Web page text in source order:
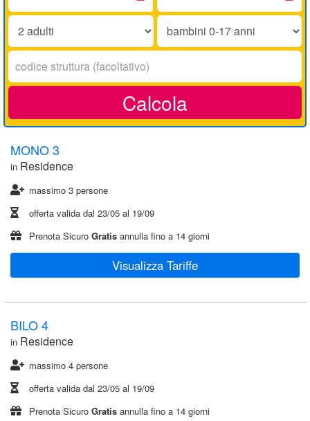
Adulti:
Bambini
17
Codice
struttura:
Calcola
MONO 3
in Residence
massimo 3 persone
offerta valida dal 23/05 al 19/09
Prenota Sicuro Gratis annulla fino a 14 giorni
Visualizza Tariffe
BILO 4
in Residence
massimo 4 persone
offerta valida dal 23/05 al 19/09
Prenota Sicuro Gratis annulla fino a 14 giorni